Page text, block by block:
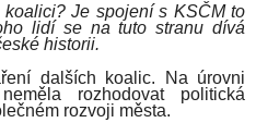
Je spojení s KSČM to
lidí se na tuto stranu dívá
historii.
dalších koalic. Na úrovni
rozhodovat politická
rozvoji města.